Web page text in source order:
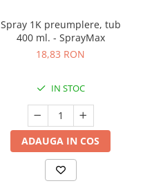
Spray 1K preumplere, tub
400 ml. - SprayMax
18,83 RON
IN STOC
ADAUGA IN COS